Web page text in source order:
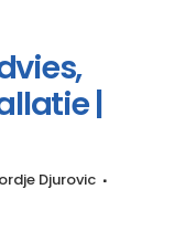
|
Djurovic